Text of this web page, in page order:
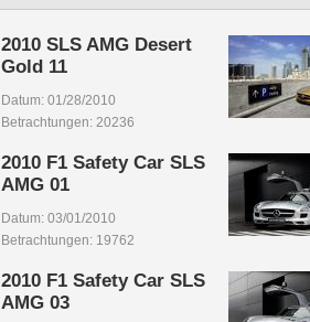
2010 SLS AMG Desert
Gold 11
Datum: 01/28/2010
Betrachtungen: 20236
2010 F1 Safety Car SLS
AMG 01
Datum: 03/01/2010
Betrachtungen: 19762
2010 F1 Safety Car SLS
AMG 03